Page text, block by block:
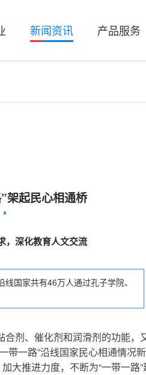
新闻资讯 产品服务
架起民心相通桥
，深化教育人文交流
国家共有46万人通过孔子学院、
剂、催化剂和润滑剂的功能，
带一路”沿线国家民心相通情况
推进力度，不断为“一带一路”